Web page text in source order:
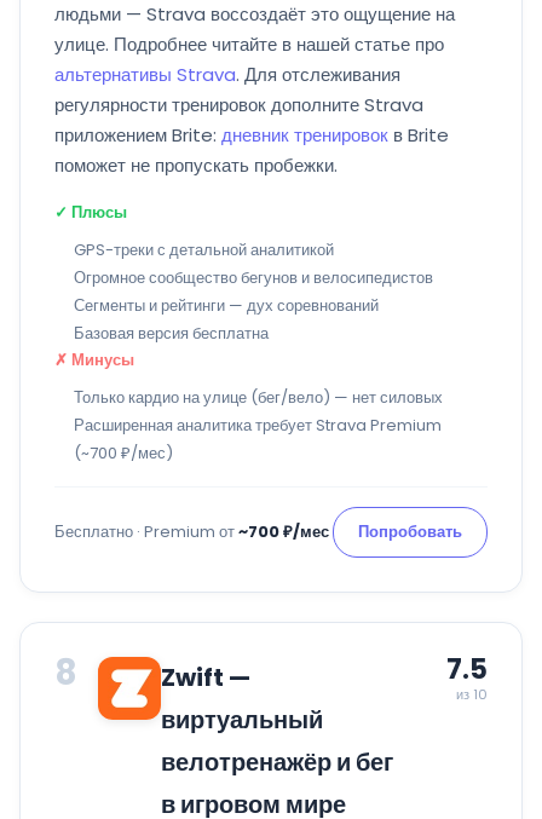
людьми — Strava воссоздаёт это ощущение на
улице. Подробнее читайте в нашей статье про
альтернативы Strava. Для отслеживания
регулярности тренировок дополните Strava
приложением Brite: дневник тренировок в Brite
поможет не пропускать пробежки.
✓ Плюсы
GPS-треки с детальной аналитикой
Огромное сообщество бегунов и велосипедистов
Сегменты и рейтинги — дух соревнований
Базовая версия бесплатна
✗ Минусы
Только кардио на улице (бег/вело) — нет силовых
Расширенная аналитика требует Strava Premium
(~700 ₽/мес)
Бесплатно · Premium от~700 ₽/мес Попробовать
8
Zwift —
виртуальный
велотренажёр и бег
в игровом мире
7.5
из 10